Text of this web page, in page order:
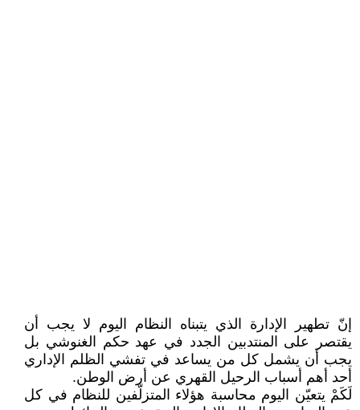
إنّ تطهير الإدارة الذي يتبناه النظام اليوم لا يجب أن
يقتصر على المنتدبين الجدد في عهد حكم الغنوشي بل
يجب أن يشمل كل من يساعد في تفشي الظلم الإداري
أحد أهم أسباب الرحيل القهري عن أرض الوطن.
لَكَمْ يتعيّن اليوم محاسبة هؤلاء المتزلّفين للنظام في كل